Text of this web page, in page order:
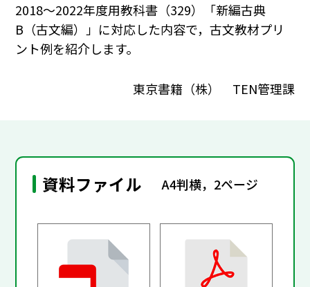
2018～2022年度用教科書（329）「新編古典
B（古文編）」に対応した内容で，古文教材プリ
ント例を紹介します。
東京書籍（株） TEN管理課
資料ファイル A4判横，2ページ